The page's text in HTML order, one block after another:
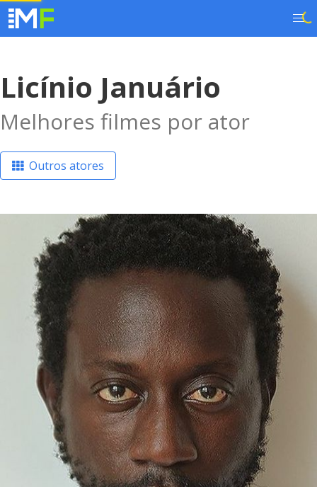
Licínio Januário
Melhores filmes por ator
Outros atores